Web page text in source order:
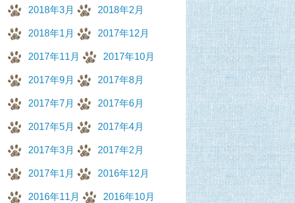
2018年3月 2018年2月
2018年1月 2017年12月
2017年11月 2017年10月
2017年9月 2017年8月
2017年7月 2017年6月
2017年5月 2017年4月
2017年3月 2017年2月
2017年1月 2016年12月
2016年11月 2016年10月